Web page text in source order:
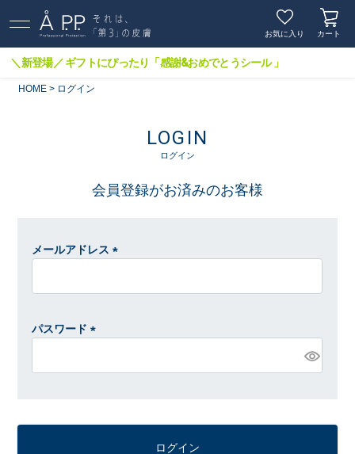
お気に入り カート
＼新登場／ ギフトにぴったり「感謝&おめでとうシール 」
HOME ログイン
LOGIN
ログイン
会員登録がお済みのお客様
メールアドレス
パスワード
ログイン